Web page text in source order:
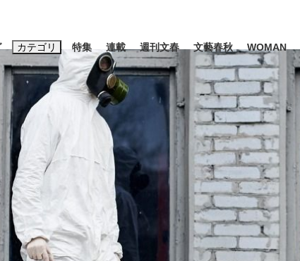
カテゴリ
ニュース エンタメ ライフ ビジネス
特集 連載 週刊文春 文藝春秋 WOMAN
キーワード入力
のキーワードタグ一覧
#三山凌輝 #高市早苗 #後藤真希 #森岡毅 #城彰二
一郎
#亀和田武